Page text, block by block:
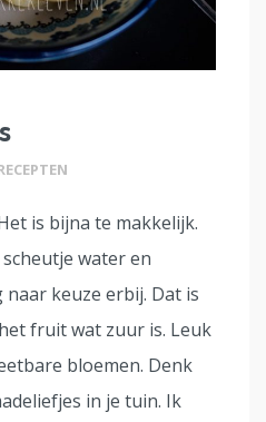
is bijna te makkelijk.
water en
keuze erbij. Dat is
fruit wat zuur is. Leuk
bloemen. Denk
in je tuin. Ik